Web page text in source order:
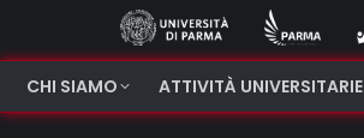
CHI SIAMO ATTIVITÀ UNIVERSITARIE